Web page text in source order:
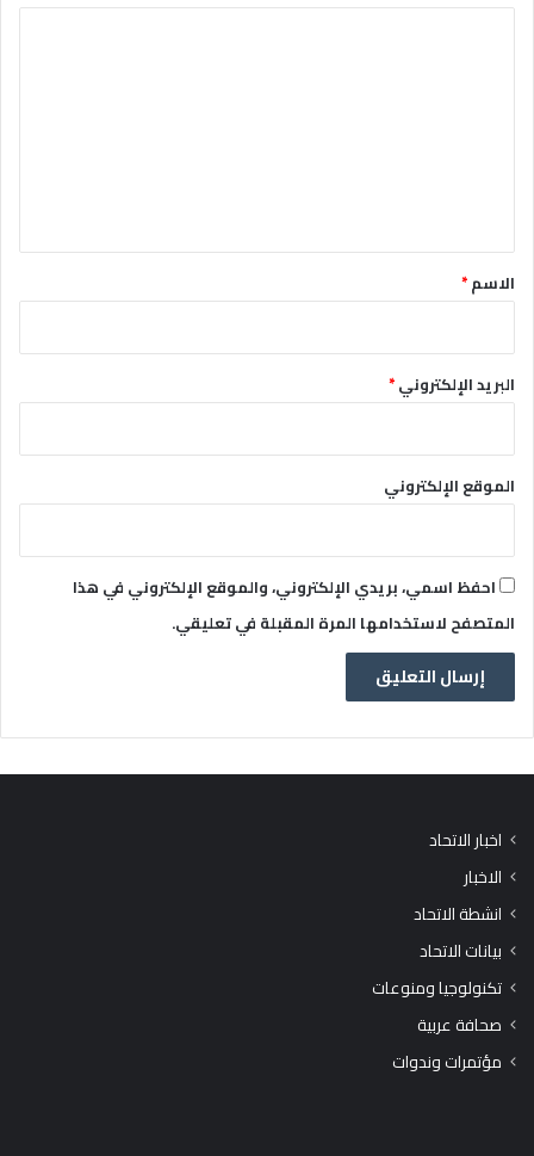
*الاسم*
البريد الإلكتروني*
الموقع الإلكتروني
احفظ اسمي، بريدي الإلكتروني، والموقع الإلكتروني في هذا
المتصفح لاستخدامها المرة المقبلة في تعليقي.
اخبار الاتحاد
الاخبار
انشطة الاتحاد
بيانات الاتحاد
تكنولوجيا ومنوعات
صحافة عربية
مؤتمرات وندوات